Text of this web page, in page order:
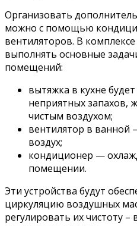
Организовать
можно с помощью
вентиляторов. В
выполнять основные
помещений:
вытяжка в кухне
неприятных запахов,
чистым воздухом;
вентилятор в ванной
воздух;
кондиционер —
помещении.
Эти устройства будут
циркуляцию воздушных
регулировать их чистоту –